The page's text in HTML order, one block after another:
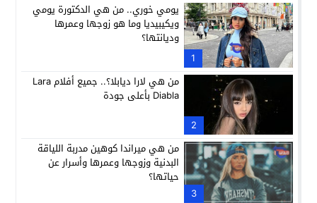
1
يومي خوري.. من هي الدكتورة يومي
ويكيبيديا وما هو زوجها وعمرها
وديانتها؟
2
من هي لارا ديابلا؟.. جميع أفلام Lara
Diabla بأعلى جودة
3
من هي ميراندا كوهين مدربة اللياقة
البدنية وزوجها وعمرها وأسرار عن
حياتها؟